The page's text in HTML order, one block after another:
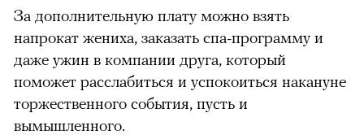
За дополнительную плату можно взять
напрокат жениха, заказать спа-программу и
даже ужин в компании друга, который
поможет расслабиться и успокоиться накануне
торжественного события, пусть и
вымышленного.